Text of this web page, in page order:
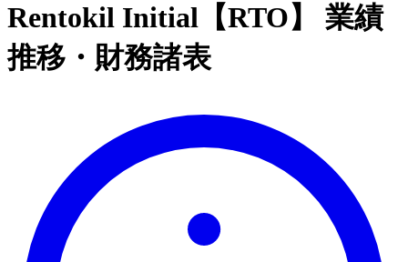
Rentokil Initial【RTO】 業績
推移・財務諸表